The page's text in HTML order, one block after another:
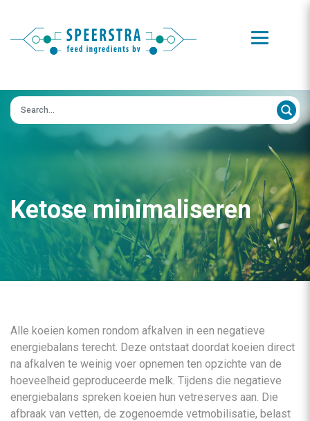
Zoeken op:
Ketose minimaliseren
Alle koeien komen rondom afkalven in een negatieve
energiebalans terecht. Deze ontstaat doordat koeien direct
na afkalven te weinig voer opnemen ten opzichte van de
hoeveelheid geproduceerde melk. Tijdens die negatieve
energiebalans spreken koeien hun vetreserves aan. Die
afbraak van vetten, de zogenoemde vetmobilisatie, belast